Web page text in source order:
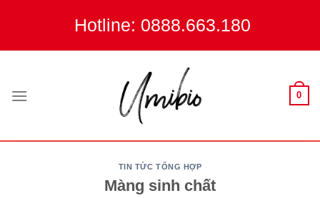
Hotline: 0888.663.180
0
TIN TỨC TỔNG HỢP
Màng sinh chất